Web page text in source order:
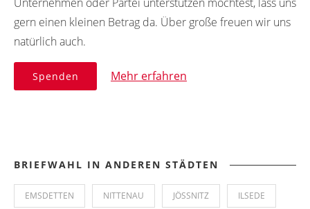
gern einen kleinen Betrag da. Über große freuen wir uns
natürlich auch.
Spenden Mehr erfahren
BRIEFWAHL IN ANDEREN STÄDTEN
EMSDETTEN NITTENAU JÖSSNITZ ILSEDE